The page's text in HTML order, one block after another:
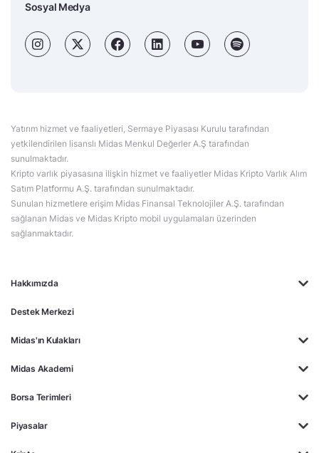
Hakkımızda
Destek Merkezi
Midas'ın Kulakları
Midas Akademi
Borsa Terimleri
Piyasalar
Sosyal Medya
Yatırım hizmet ve faaliyetleri, Sermaye Piyasası Kurulu tarafından
yetkilendirilen lisanslı Midas Menkul Değerler A.Ş tarafından
sunulmaktadır.
Kripto varlık piyasasına ilişkin hizmet ve faaliyetler Midas Kripto Varlık Alım
Satım Platformu A.Ş. tarafından sunulmaktadır.
Sunulan hizmetlere erişim Midas Finansal Teknolojiler A.Ş. tarafından
sağlanan Midas ve Midas Kripto mobil uygulamaları üzerinden
sağlanmaktadır.